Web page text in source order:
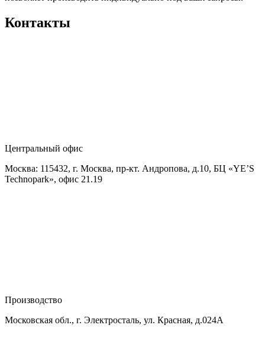
Контакты
Центральный офис
Москва: 115432, г. Москва, пр-кт. Андропова, д.10, БЦ «YE’S
Technopark», офис 21.19
Производство
Московская обл., г. Электросталь, ул. Красная, д.024А